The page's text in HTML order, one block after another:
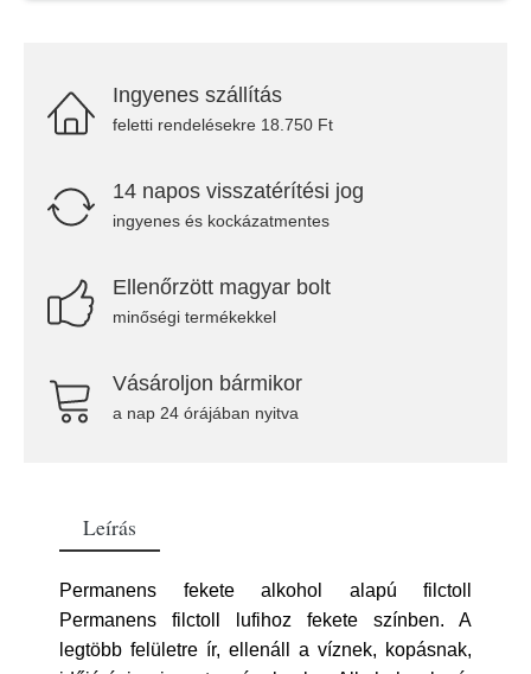
Ingyenes szállítás
feletti rendelésekre 18.750 Ft
14 napos visszatérítési jog
ingyenes és kockázatmentes
Ellenőrzött magyar bolt
minőségi termékekkel
Vásároljon bármikor
a nap 24 órájában nyitva
Leírás
Permanens fekete alkohol alapú filctoll
Permanens filctoll lufihoz fekete színben. A
legtöbb felületre ír, ellenáll a víznek, kopásnak,